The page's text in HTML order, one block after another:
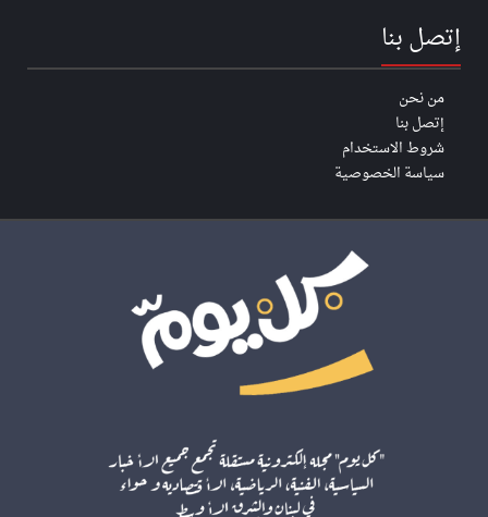
إتصل بنا
من نحن
إتصل بنا
شروط الاستخدام
سياسة الخصوصية